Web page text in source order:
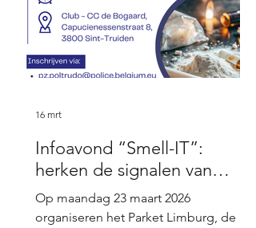
Infoavond “Smell-IT”:
herken de signalen van
drugsproductie
Op maandag 23 maart 2026
organiseren het Parket Limburg, de
16 mrt